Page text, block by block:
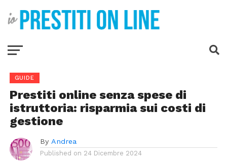
GUIDE
Prestiti online senza spese di
istruttoria: risparmia sui costi di
gestione
By Andrea
Published on 24 Dicembre 2024